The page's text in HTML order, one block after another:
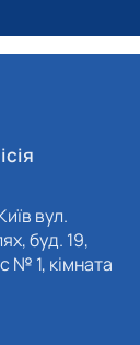
вул.
буд. 19,
№ 1, кімната